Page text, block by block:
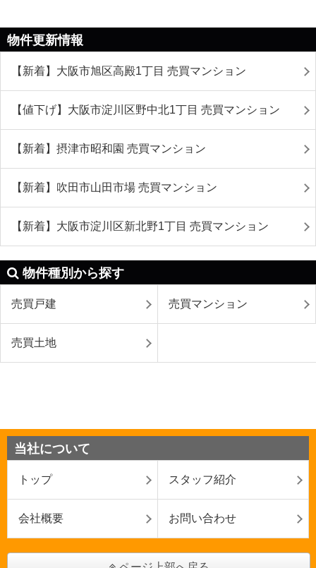
物件更新情報
【新着】大阪市旭区高殿1丁目 売買マンション
【値下げ】大阪市淀川区野中北1丁目 売買マンション
【新着】摂津市昭和園 売買マンション
【新着】吹田市山田市場 売買マンション
【新着】大阪市淀川区新北野1丁目 売買マンション
物件種別から探す
売買戸建 売買マンション
売買土地
当社について
トップ スタッフ紹介
会社概要 お問い合わせ